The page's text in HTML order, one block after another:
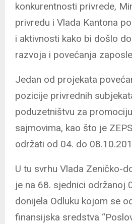
konkurentnosti privrede,
privredu i Vlada Kantona
i aktivnosti kako bi došlo
razvoja i povećanja
Jedan od projekata
pozicije privrednih
poduzetništvu za
sajmovima, kao što je
održati od 04. do
U tu svrhu Vlada Zeničko-
je na 68. sjednici održanoj
donijela Odluku kojom se
finansijska sredstva